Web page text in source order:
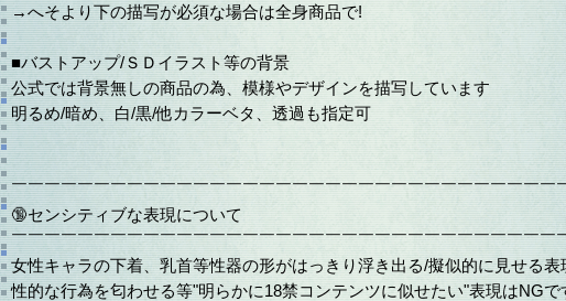
→へそより下の描写が必須な場合は全身商品で!
■バストアップ/ＳＤイラスト等の背景
公式では背景無しの商品の為、模様やデザインを描写しています
明るめ/暗め、白/黒/他カラーベタ、透過も指定可
￣￣￣￣￣￣￣￣￣￣￣￣￣￣￣￣￣￣￣￣￣￣￣￣￣￣￣￣￣￣￣￣￣
🔞センシティブな表現について
￣￣￣￣￣￣￣￣￣￣￣￣￣￣￣￣￣￣￣￣￣￣￣￣￣￣￣￣￣￣￣￣￣
女性キャラの下着、乳首等性器の形がはっきり浮き出る/擬似的に見せる表
性的な行為を匂わせる等"明らかに18禁コンテンツに似せたい"表現はNGで